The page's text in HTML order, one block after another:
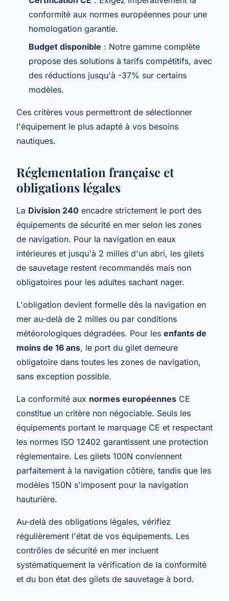
conformité aux normes européennes pour une
homologation garantie.
Budget disponible : Notre gamme complète
propose des solutions à tarifs compétitifs, avec
des réductions jusqu'à -37% sur certains
modèles.
Ces critères vous permettront de sélectionner
l'équipement le plus adapté à vos besoins
nautiques.
Réglementation française et
obligations légales
La Division 240 encadre strictement le port des
équipements de sécurité en mer selon les zones
de navigation. Pour la navigation en eaux
intérieures et jusqu'à 2 milles d'un abri, les gilets
de sauvetage restent recommandés mais non
obligatoires pour les adultes sachant nager.
L'obligation devient formelle dès la navigation en
mer au-delà de 2 milles ou par conditions
météorologiques dégradées. Pour les enfants de
moins de 16 ans, le port du gilet demeure
obligatoire dans toutes les zones de navigation,
sans exception possible.
La conformité aux normes européennes CE
constitue un critère non négociable. Seuls les
équipements portant le marquage CE et respectant
les normes ISO 12402 garantissent une protection
réglementaire. Les gilets 100N conviennent
parfaitement à la navigation côtière, tandis que les
modèles 150N s'imposent pour la navigation
hauturière.
Au-delà des obligations légales, vérifiez
régulièrement l'état de vos équipements. Les
contrôles de sécurité en mer incluent
systématiquement la vérification de la conformité
et du bon état des gilets de sauvetage à bord.